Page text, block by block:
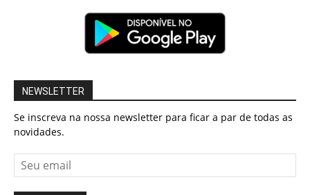
NEWSLETTER
Se inscreva na nossa newsletter para ficar a par de todas as
novidades.